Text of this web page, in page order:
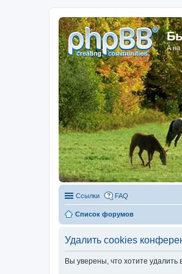
А на
Ссылки FAQ
Список форумов
Удалить cookies
Вы уверены, что хотите